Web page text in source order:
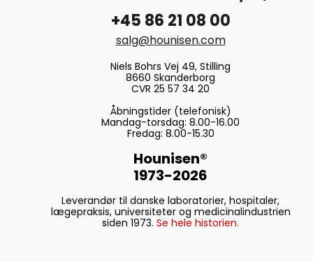
+45 86 21 08 00
salg@hounisen.com
Niels Bohrs Vej 49, Stilling
8660 Skanderborg
CVR 25 57 34 20
Åbningstider (telefonisk)
Mandag-torsdag: 8.00-16.00
Fredag: 8.00-15.30
Hounisen®
1973-2026
Leverandør til danske laboratorier, hospitaler,
lægepraksis, universiteter og medicinalindustrien
siden 1973. Se hele historien.